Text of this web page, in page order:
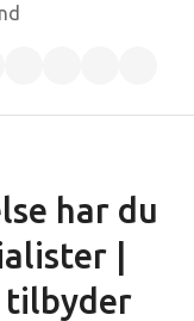
har du
|
tilbyder